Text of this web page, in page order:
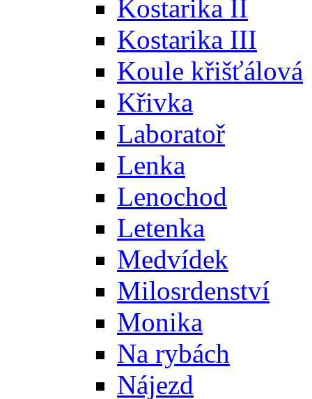
Kostarika II
Kostarika III
Koule křišťálová
Křivka
Laboratoř
Lenka
Lenochod
Letenka
Medvídek
Milosrdenství
Monika
Na rybách
Nájezd